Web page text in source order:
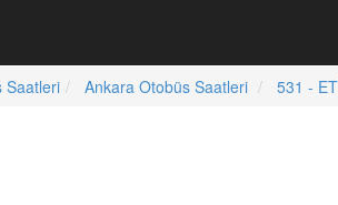
Saatleri Ankara Otobüs Saatleri 531 -